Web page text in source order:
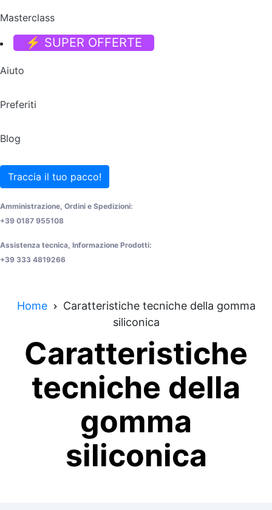
Masterclass
⚡ SUPER OFFERTE
Aiuto
Preferiti
Blog
Traccia il tuo pacco!
Amministrazione, Ordini e Spedizioni:
+39 0187 955108
Assistenza tecnica, Informazione Prodotti:
+39 333 4819266
Home
Caratteristiche tecniche della gomma
siliconica
Caratteristiche
tecniche della
gomma
siliconica